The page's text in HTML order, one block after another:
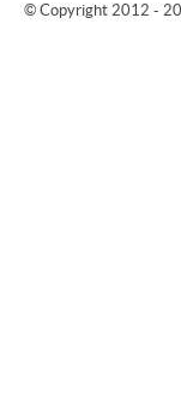
© Copyright 2012 -